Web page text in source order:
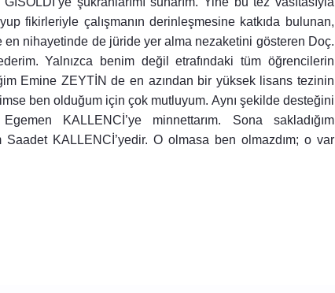
fikirleriyle çalışmanın derinleşmesine katkıda bulunan,
en nihayetinde de jüride yer alma nezaketini gösteren Doç.
Yalnızca benim değil etrafındaki tüm öğrencilerin
Emine ZEYTİN de en azından bir yüksek lisans tezinin
ben olduğum için çok mutluyum. Aynı şekilde desteğini
KALLENCİ’ye minnettarım. Sona sakladığım
KALLENCİ’yedir. O olmasa ben olmazdım; o var